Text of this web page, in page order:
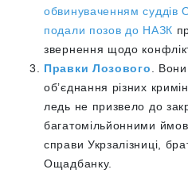
обвинуваченням суддів
подали позов до НАЗК
звернення щодо
Правки Лозового .
обʼєднання різних
ледь не призвело до
багатомільйонними
справи Укрзалізниці,
Ощадбанку.